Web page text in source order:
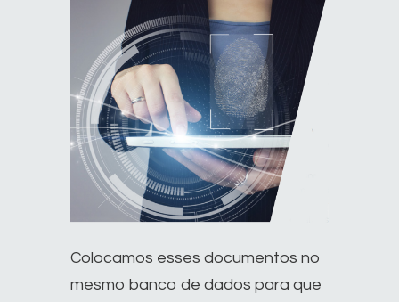
Colocamos esses documentos no
mesmo banco de dados para que